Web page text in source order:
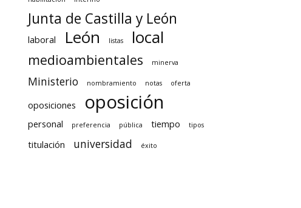
Junta de Castilla y León
laboral León listas local
medioambientales minerva
Ministerio nombramiento notas oferta
oposiciones oposición
personal preferencia pública tiempo tipos
titulación universidad éxito